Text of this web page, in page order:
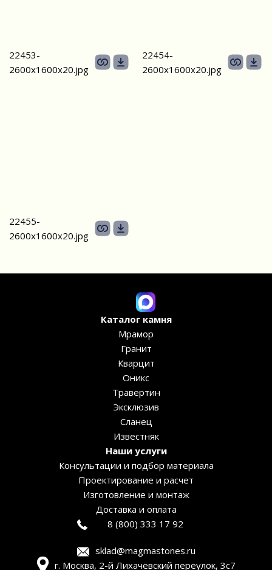
22453-
2600х1600x20.jpg
22454-
2600х1600x20.jpg
22455-
2600х1600x20.jpg
Каталог камня
Мрамор
Гранит
Кварцит
Оникс
Травертин
Эксклюзив
Сланец
Известняк
Наши услуги
Консультации и подбор материала
Проектирование и расчет
Изготовление и монтаж
Доставка и оплата
8 (800) 333 17 92
sklad@magmastones.ru
г. Москва, 2-й Лихачёвский переулок, 3с7